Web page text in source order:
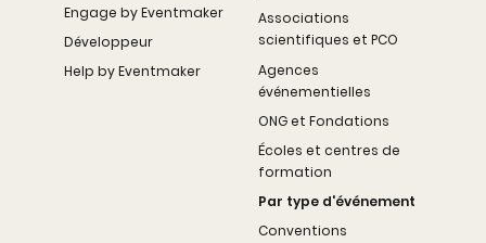
Engage by Eventmaker
Développeur
Help by Eventmaker
Associations
scientifiques et PCO
Agences
événementielles
ONG et Fondations
Écoles et centres de
formation
Par type d'événement
Conventions